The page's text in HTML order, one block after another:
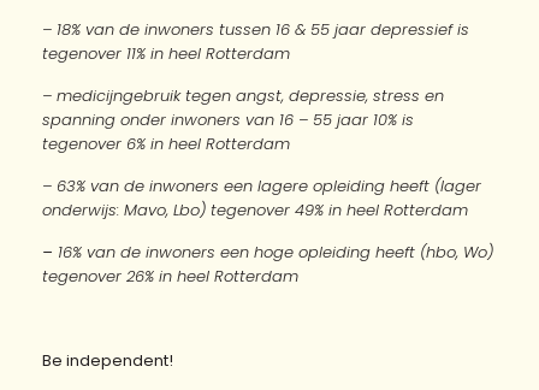
– 18% van de inwoners tussen 16 & 55 jaar depressief is
tegenover 11% in heel Rotterdam
– medicijngebruik tegen angst, depressie, stress en
spanning onder inwoners van 16 – 55 jaar 10% is
tegenover 6% in heel Rotterdam
– 63% van de inwoners een lagere opleiding heeft (lager
onderwijs: Mavo, Lbo) tegenover 49% in heel Rotterdam
– 16% van de inwoners een hoge opleiding heeft (hbo, Wo)
tegenover 26% in heel Rotterdam
Be independent!